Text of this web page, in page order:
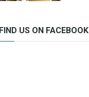
FIND US ON FACEBOOK